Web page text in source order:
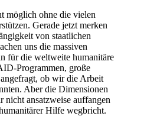
möglich ohne die vielen
Gerade jetzt merken
von staatlichen
uns die massiven
für die weltweite humanitäre
Programmen, große
ob wir die Arbeit
Aber die Dimensionen
nicht ansatzweise auffangen
Hilfe wegbricht.